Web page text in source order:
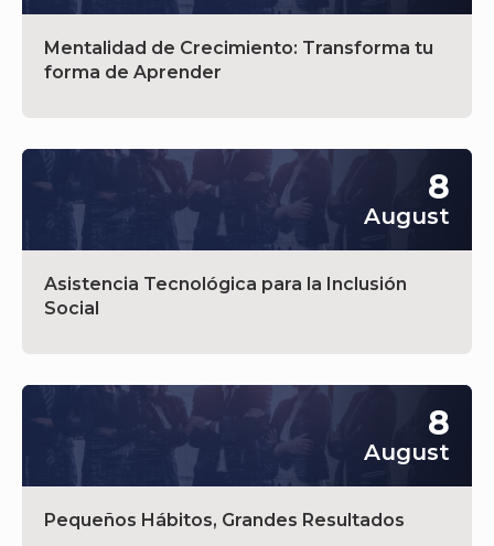
Mentalidad de Crecimiento: Transforma tu
forma de Aprender
8
August
Asistencia Tecnológica para la Inclusión
Social
8
August
Pequeños Hábitos, Grandes Resultados